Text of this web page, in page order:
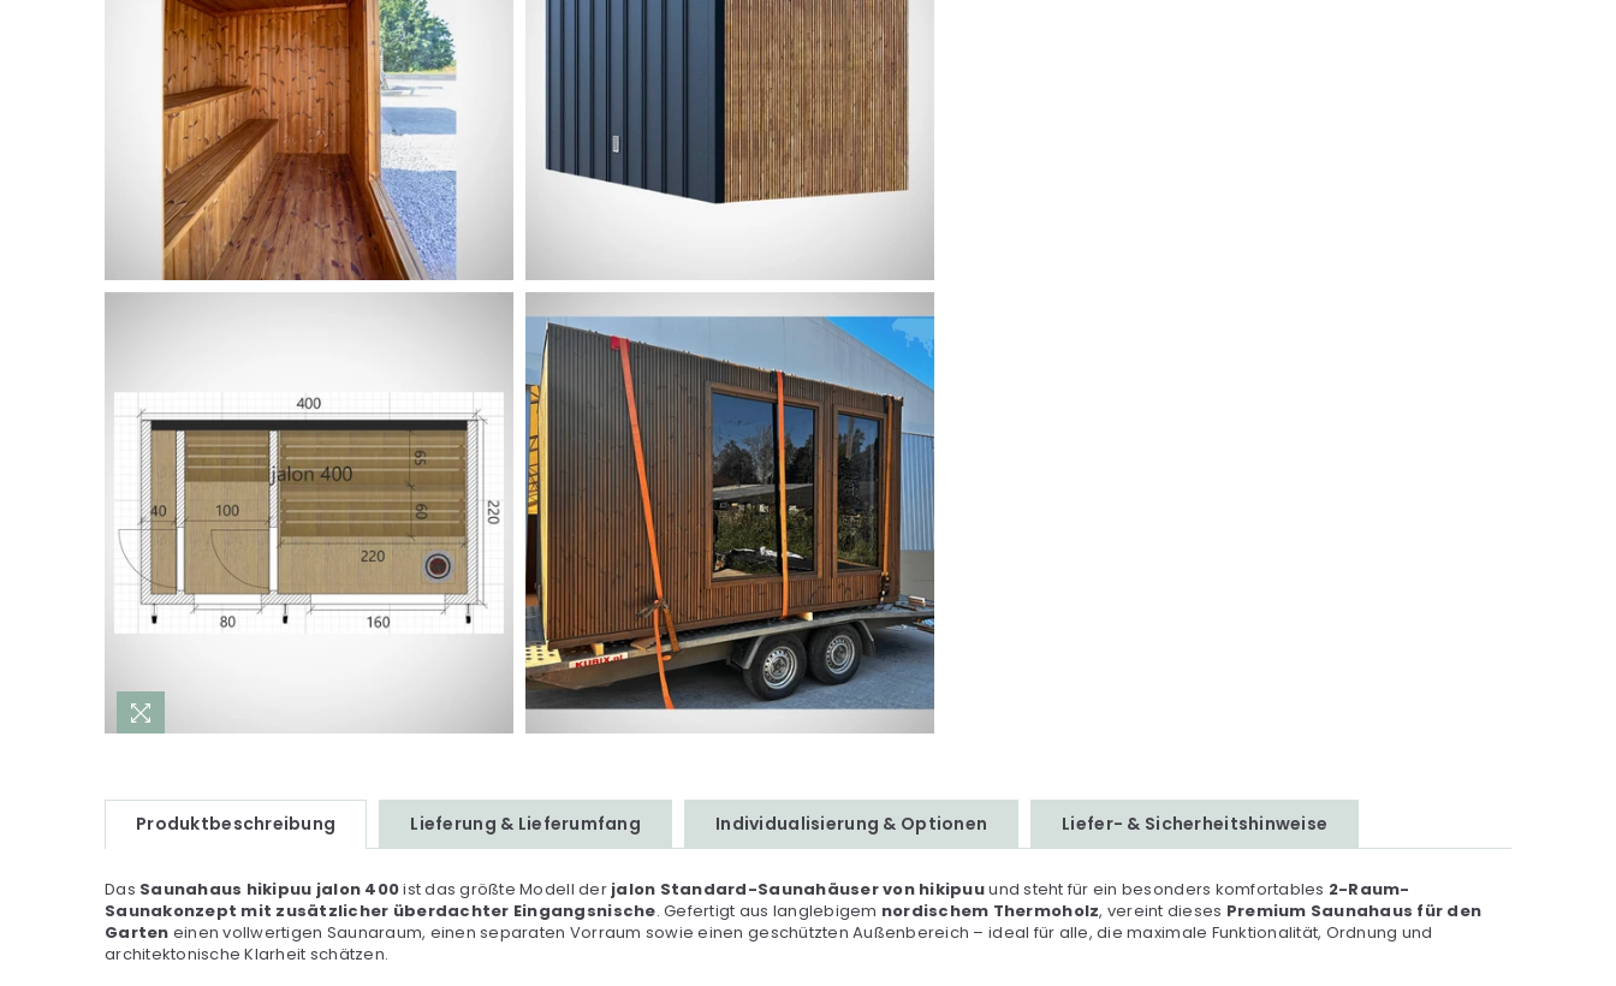
Produktbeschreibung Lieferung & Lieferumfang Individualisierung & Optionen Liefer- & Sicherheitshinweise
Das Saunahaus hikipuu jalon 400ist das größte Modell der jalon Standard-Saunahäuser von hikipuuund steht für ein besonders komfortables 2-Raum-
Saunakonzept mit zusätzlicher überdachter Eingangs­nische. Gefertigt aus langlebigem nordischem Thermoholz, vereint dieses Premium Saunahaus für den
Garten einen vollwertigen Saunaraum, einen separaten Vorraum sowie einen geschützten Außenbereich – ideal für alle, die maximale Funktionalität, Ordnung und
architektonische Klarheit schätzen.